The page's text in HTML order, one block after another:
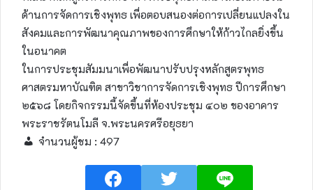
ด้านการจัดการเชิงพุทธ เพื่อตอบสนองต่อการเปลี่ยนแปลงใน
สังคมและการพัฒนาคุณภาพของการศึกษาให้ก้าวไกลยิ่งขึ้น
ในอนาคต
ในการประชุมสัมมนาเพื่อพัฒนาปรับปรุงหลักสูตรพุทธ
ศาสตรมหาบัณฑิต สาขาวิชาการจัดการเชิงพุทธ ปีการศึกษา
๒๕๖๘ โดยกิจกรรมนี้จัดขึ้นที่ห้องประชุม ๔๐๒ ของอาคาร
พระราชรัตนโมลี จ.พระนครศรีอยุธยา
จำนวนผู้ชม : 497